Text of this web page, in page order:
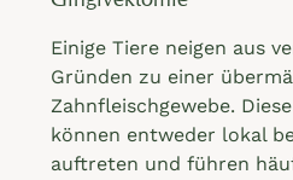
Einige Tiere neigen aus
Gründen zu einer
Zahnfleischgewebe.
können entweder lokal
auftreten und führen